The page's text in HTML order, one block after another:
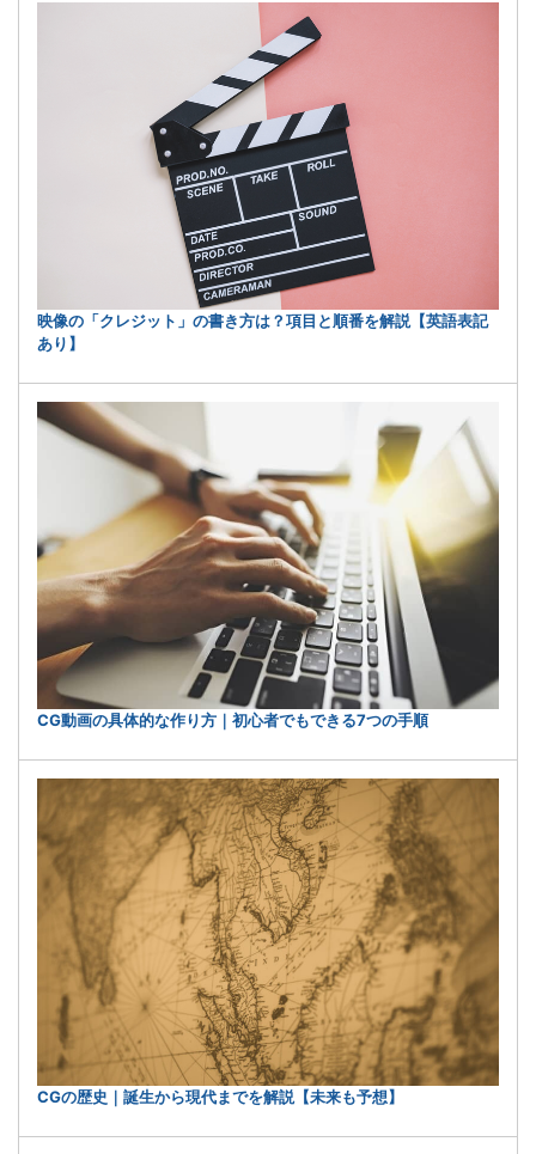
映像の「クレジット」の書き方は？項目と順番を解説【英語表記
あり】
CG動画の具体的な作り方｜初心者でもできる7つの手順
CGの歴史｜誕生から現代までを解説【未来も予想】